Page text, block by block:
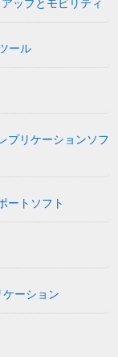
アップとモビリティ
ール
プリケーションソフ
ートソフト
ーション